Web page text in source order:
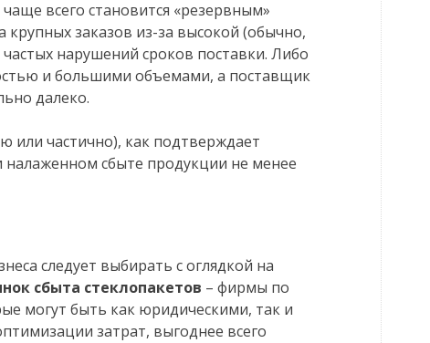
всего становится «резервным»
заказов из-за высокой (обычно,
нарушений сроков поставки. Либо
и большими объемами, а поставщик
далеко.
или частично), как подтверждает
налаженном сбыте продукции не менее
следует выбирать с оглядкой на
сбыта стеклопакетов – фирмы по
могут быть как юридическими, так и
затрат, выгоднее всего